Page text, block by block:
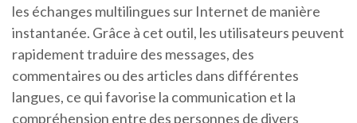
les échanges multilingues sur Internet de manière
instantanée. Grâce à cet outil, les utilisateurs peuvent
rapidement traduire des messages, des
commentaires ou des articles dans différentes
langues, ce qui favorise la communication et la
compréhension entre des personnes de divers